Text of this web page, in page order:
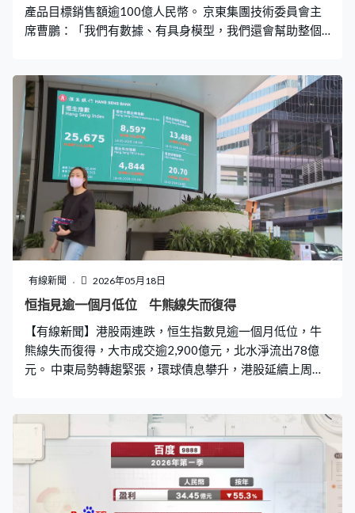
產品目標銷售額逾100億人民幣。 京東集團技術委員會主
席曹鵬：「我們有數據、有具身模型，我們還會幫助整個
售後，整個供應鏈所需的工業品、產業發展配套等一系列
能力。」
有線新聞 2026年05月18日
恒指見逾一個月低位 牛熊線失而復得
【有線新聞】港股兩連跌，恒生指數見逾一個月低位，牛
熊線失而復得，大市成交逾2,900億元，北水淨流出78億
元。 中東局勢轉趨緊張，環球債息攀升，港股延續上周五
交2,927億元。華富建業證券投資策略聯席總監阮子曦：
「投資者可能要思考，今輪無法突破向上，上方形成了很
重大阻力、壓力。因為上行突破時的確有資金追入，現在
變成『蟹貨』，阻力頗嚴重。在科網股仍有壓力下，港股
反彈力度會比較弱一些。」 新經濟股普遍向下，騰訊繼續